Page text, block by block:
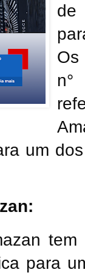
de
n°
um
para